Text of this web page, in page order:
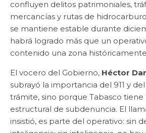
confluyen delitos patrimoniales,
mercancías y rutas de
se mantiene estable durante
habrá logrado más que un
contenido una zona
El vocero del Gobierno, Héctor
subrayó la importancia del 911 y
trámite, sino porque Tabasco
estructural de subdenuncia. El
insistió, es parte del operativo: sin